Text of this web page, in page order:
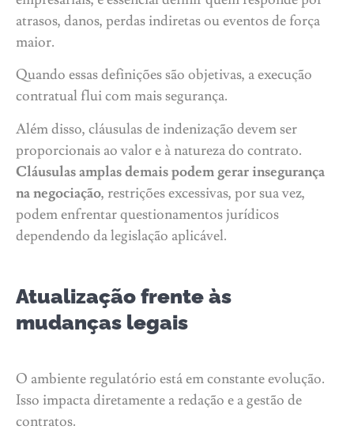
atrasos, danos, perdas indiretas ou eventos de força
maior.
Quando essas definições são objetivas, a execução
contratual flui com mais segurança.
Além disso, cláusulas de indenização devem ser
proporcionais ao valor e à natureza do contrato.
Cláusulas amplas demais podem gerar insegurança
na negociação, restrições excessivas, por sua vez,
podem enfrentar questionamentos jurídicos
dependendo da legislação aplicável.
Atualização frente às
mudanças legais
O ambiente regulatório está em constante evolução.
Isso impacta diretamente a redação e a gestão de
contratos.